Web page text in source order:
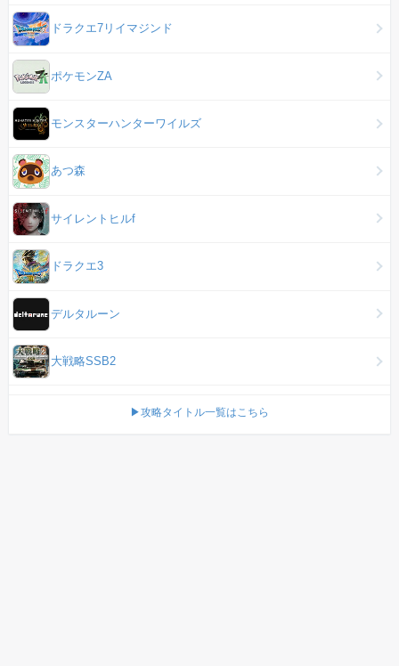
ドラクエ7リイマジンド
ポケモンZA
モンスターハンターワイルズ
あつ森
サイレントヒルf
ドラクエ3
デルタルーン
大戦略SSB2
▶攻略タイトル一覧はこちら